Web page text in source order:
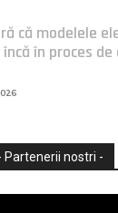
că modelele
în proces
Partenerii nostri -